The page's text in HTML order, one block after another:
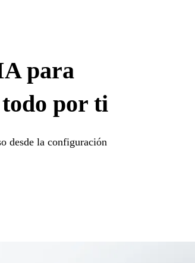
para
todo por ti
desde la configuración